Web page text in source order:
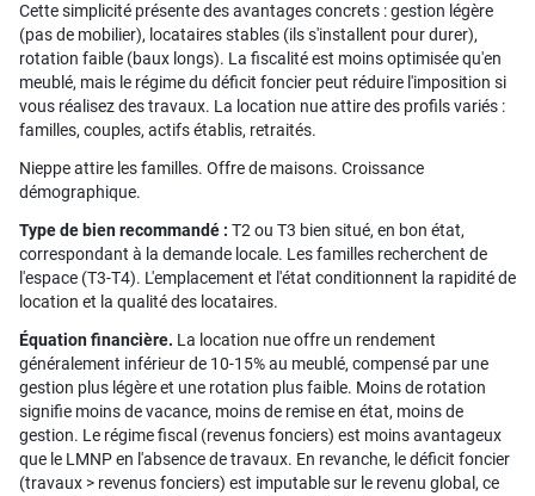
Cette simplicité présente des avantages concrets : gestion légère
(pas de mobilier), locataires stables (ils s'installent pour durer),
rotation faible (baux longs). La fiscalité est moins optimisée qu'en
meublé, mais le régime du déficit foncier peut réduire l'imposition si
vous réalisez des travaux. La location nue attire des profils variés :
familles, couples, actifs établis, retraités.
Nieppe attire les familles. Offre de maisons. Croissance
démographique.
Type de bien recommandé : T2 ou T3 bien situé, en bon état,
correspondant à la demande locale. Les familles recherchent de
l'espace (T3-T4). L'emplacement et l'état conditionnent la rapidité de
location et la qualité des locataires.
Équation financière. La location nue offre un rendement
généralement inférieur de 10-15% au meublé, compensé par une
gestion plus légère et une rotation plus faible. Moins de rotation
signifie moins de vacance, moins de remise en état, moins de
gestion. Le régime fiscal (revenus fonciers) est moins avantageux
que le LMNP en l'absence de travaux. En revanche, le déficit foncier
(travaux > revenus fonciers) est imputable sur le revenu global, ce